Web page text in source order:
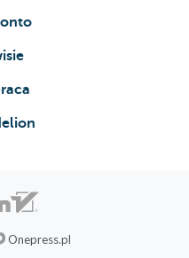
Onepress.pl